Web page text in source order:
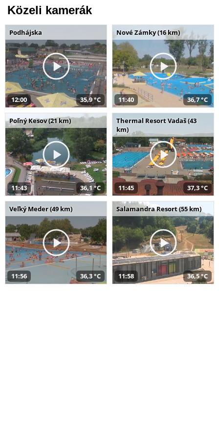
Közeli kamerák
Podhájska
12:00 35,9 °C
Nové Zámky (16 km)
11:40 36,7 °C
Poľný Kesov (21 km)
11:43 36,1 °C
Thermal Resort Vadaš (43
km)
11:45 37,3 °C
Veľký Meder (49 km)
11:56 36,3 °C
Salamandra Resort (55 km)
11:58 36,5 °C